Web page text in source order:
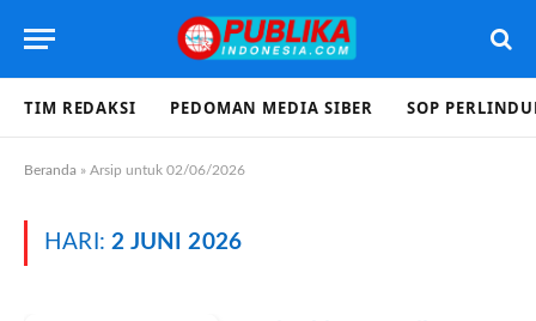
TIM REDAKSI PEDOMAN MEDIA SIBER SOP
Beranda » Arsip untuk 02/06/2026
HARI:2 JUNI 2026